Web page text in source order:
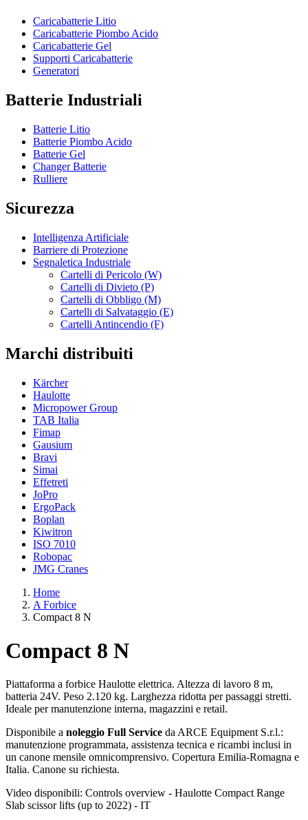
Caricabatterie Litio
Caricabatterie Piombo Acido
Caricabatterie Gel
Supporti Caricabatterie
Generatori
Batterie Industriali
Batterie Litio
Batterie Piombo Acido
Batterie Gel
Changer Batterie
Rulliere
Sicurezza
Intelligenza Artificiale
Barriere di Protezione
Segnaletica Industriale
Cartelli di Pericolo (W)
Cartelli di Divieto (P)
Cartelli di Obbligo (M)
Cartelli di Salvataggio (E)
Cartelli Antincendio (F)
Marchi distribuiti
Kärcher
Haulotte
Micropower Group
TAB Italia
Fimap
Gausium
Bravi
Simai
Effetreti
JoPro
ErgoPack
Boplan
Kiwitron
ISO 7010
Robopac
JMG Cranes
Home
A Forbice
Compact 8 N
Compact 8 N
Piattaforma a forbice Haulotte elettrica. Altezza di lavoro 8 m,
batteria 24V. Peso 2.120 kg. Larghezza ridotta per passaggi stretti.
Ideale per manutenzione interna, magazzini e retail.
Disponibile a noleggio Full Service da ARCE Equipment S.r.l.:
manutenzione programmata, assistenza tecnica e ricambi inclusi in
un canone mensile omnicomprensivo. Copertura Emilia-Romagna e
Italia. Canone su richiesta.
Video disponibili: Controls overview - Haulotte Compact Range
Slab scissor lifts (up to 2022) - IT